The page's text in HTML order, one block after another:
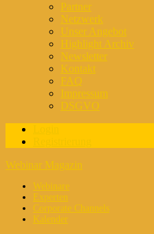
Partner
Netzwerk
Unser Angebot
Highlight Archiv
Newsletter
Kontakt
FAQ
Impressum
DSGVO
Webinar Magazin
Webinare
Experten
Corporate Channels
Kalender